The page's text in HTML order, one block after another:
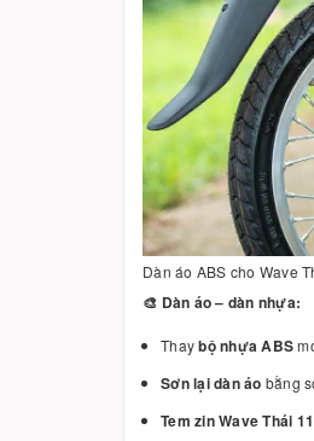
Dàn áo ABS cho Wave
🎨 Dàn áo – dàn nhựa:
Thaybộ nhựa ABS
Sơn lại dàn áo bằng
Tem zin Wave Thái